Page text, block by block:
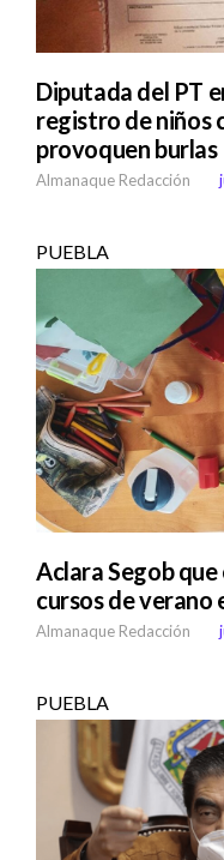
Diputada del PT
registro de niños
provoquen burlas
Almanaque Redacción
PUEBLA
Aclara Segob
cursos de verano
Almanaque Redacción
PUEBLA